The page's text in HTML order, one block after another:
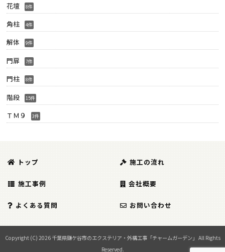
花壇 8件
角柱 4件
解体 9件
門扉 7件
門柱 8件
階段 15件
ＴＭ９ 3件
トップ 施工の流れ
施工事例 会社概要
よくある質問 お問い合わせ
Copyright (C) 2026 千葉県鎌ケ谷市のエクステリア・外構工事「チャームガーデン」 All Rights
Reserved.